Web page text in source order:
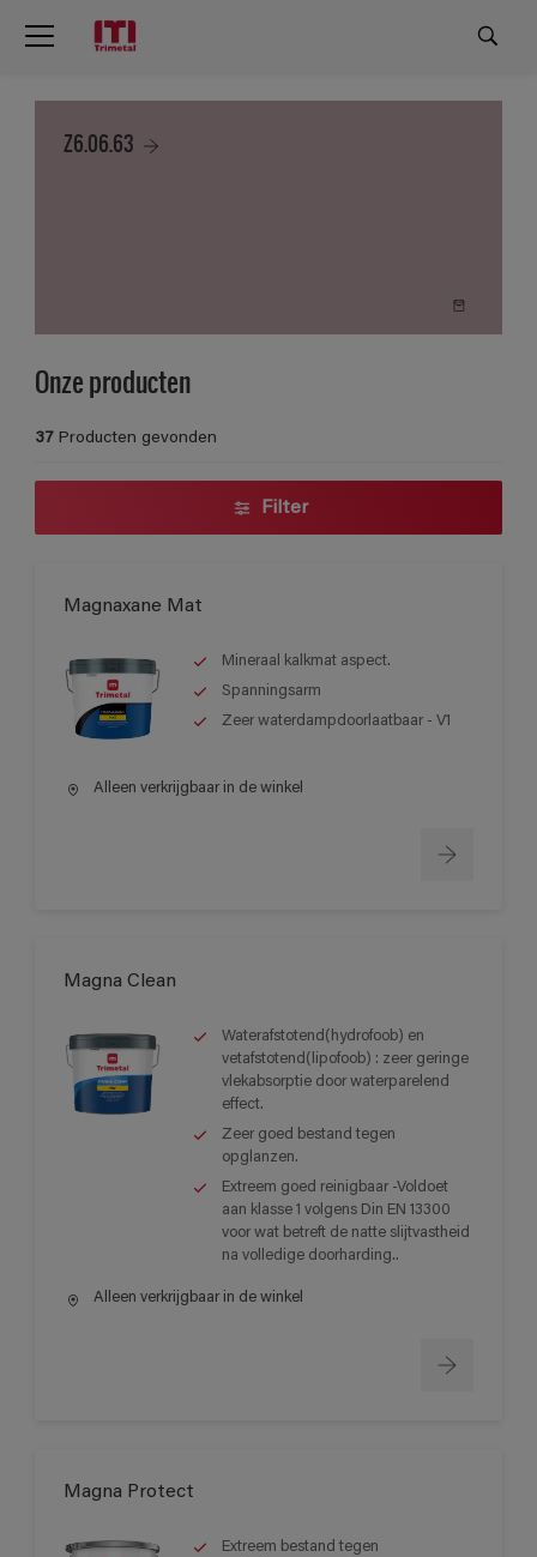
Z6.06.63
Onze producten
37 Producten gevonden
Filter
Magnaxane Mat
Mineraal kalkmat aspect.
Spanningsarm
Zeer waterdampdoorlaatbaar - V1
Alleen verkrijgbaar in de winkel
Magna Clean
Waterafstotend(hydrofoob) en
vetafstotend(lipofoob) : zeer geringe
vlekabsorptie door waterparelend
effect.
Zeer goed bestand tegen
opglanzen.
Extreem goed reinigbaar -Voldoet
aan klasse 1 volgens Din EN 13300
voor wat betreft de natte slijtvastheid
na volledige doorharding..
Alleen verkrijgbaar in de winkel
Magna Protect
Extreem bestand tegen